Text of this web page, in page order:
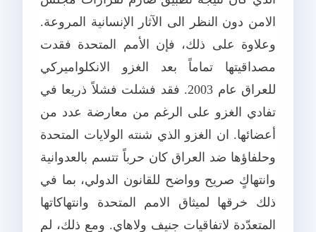
الامن دون النظر الى الآثار الإنسانية المروعة.
وعلاوة على ذلك، فإن الأمم المتحدة فقدت
مصداقيتها تماماً بعد الغزو الانكلواميركي
للعراق عام 2003. فقد فشلت فشلاً ذريعا في
تفادي الغزو على الرغم من معارضة عدد من
أعضائها. ان الغزو الذي شنته الولايات المتحدة
وحلفاؤها ضد العراق كان حرباً تتسم بالعدوانية
وانتهاكٍ صريح وواضح للقانون الدولي، بما في
ذلك خرقها لميثاق الامم المتحدة وانتهاكاتها
المتعدّدة لاتفاقيات جنيف ولاهاي. ومع ذلك، لم